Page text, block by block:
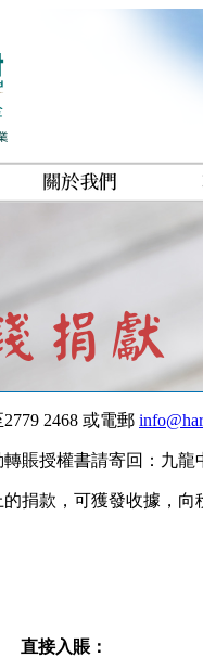
2468 或電郵
賬授權書請寄回：九龍
捐款，可獲發收據，
直接入賬：